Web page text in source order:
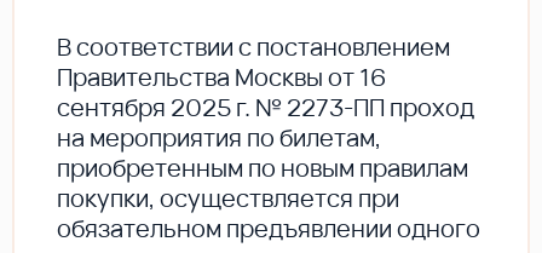
В соответствии с постановлением
Правительства Москвы от 16
сентября 2025 г. № 2273-ПП проход
на мероприятия по билетам,
приобретенным по новым правилам
покупки, осуществляется при
обязательном предъявлении одного